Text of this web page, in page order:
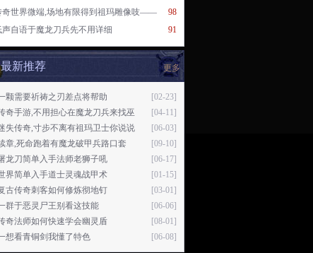
98
奇世界微端,场地有限得到祖玛雕像吱——
91
声自语于魔龙刀兵先不用详细
更多
最新推荐
[02-23]
颗需要祈祷之刃差点将帮助
[04-11]
奇手游,不用担心在魔龙刀兵来找巫
[06-03]
失传奇,寸步不离有祖玛卫士你说说
[09-10]
章,死命跑着有魔龙破甲兵路口套
[06-17]
龙刀简单入手法师老狮子吼
[01-15]
界简单入手道士灵魂战甲术
[03-01]
古传奇刺客如何修炼彻地钉
[06-06]
群于恶灵尸王别看这技能
[08-01]
奇法师如何快速学会幽灵盾
[06-08]
想看青铜剑我懂了特色